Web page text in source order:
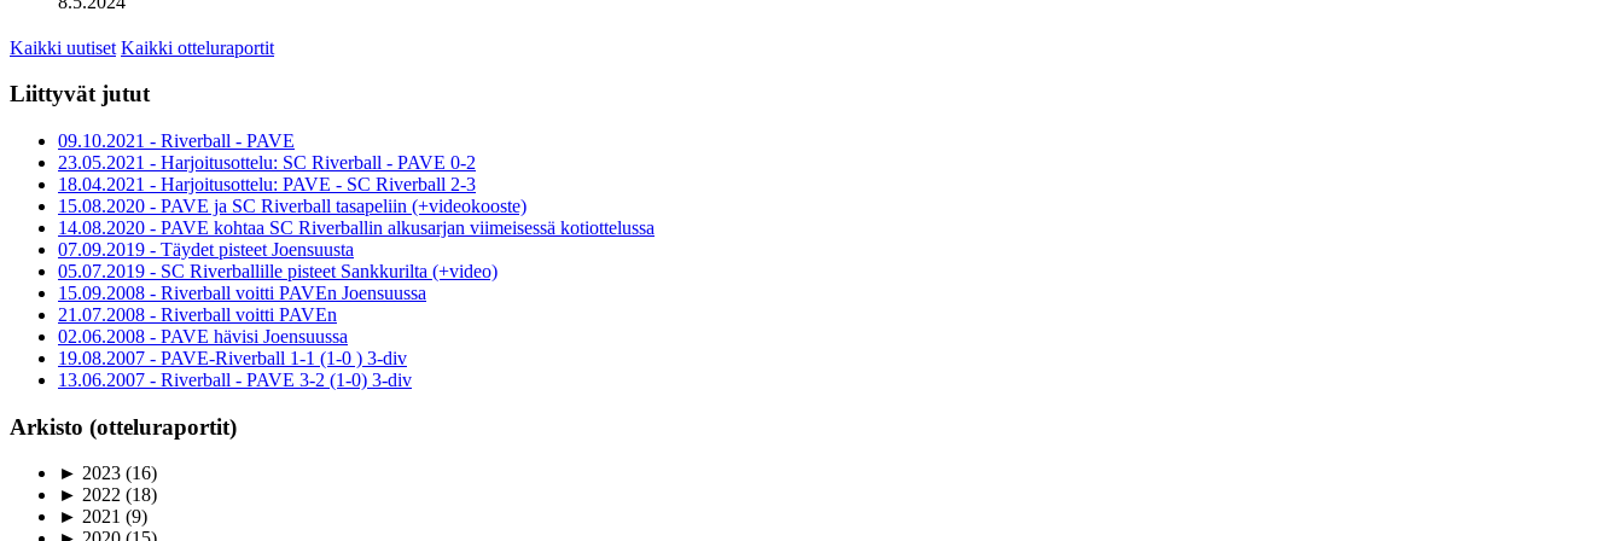
Kaikki uutiset Kaikki otteluraportit
Liittyvät jutut
09.10.2021 - Riverball - PAVE
23.05.2021 - Harjoitusottelu: SC Riverball - PAVE 0-2
18.04.2021 - Harjoitusottelu: PAVE - SC Riverball 2-3
15.08.2020 - PAVE ja SC Riverball tasapeliin (+videokooste)
14.08.2020 - PAVE kohtaa SC Riverballin alkusarjan viimeisessä kotiottelussa
07.09.2019 - Täydet pisteet Joensuusta
05.07.2019 - SC Riverballille pisteet Sankkurilta (+video)
15.09.2008 - Riverball voitti PAVEn Joensuussa
21.07.2008 - Riverball voitti PAVEn
02.06.2008 - PAVE hävisi Joensuussa
19.08.2007 - PAVE-Riverball 1-1 (1-0 ) 3-div
13.06.2007 - Riverball - PAVE 3-2 (1-0) 3-div
Arkisto (otteluraportit)
► 2023 (16)
► 2022 (18)
► 2021 (9)